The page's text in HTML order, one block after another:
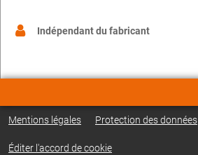
Indépendant du fabricant
Mentions légales Protection des données
Éditer l'accord de cookie